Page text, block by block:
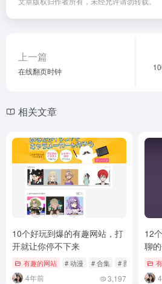
上一篇
在线翻页时钟
相关文章
10个好玩到爆的有趣网站，打
开就让你停不下来
有趣的网站 # 动漫 # 合集 # 图片
4年前 3,197
12
聊